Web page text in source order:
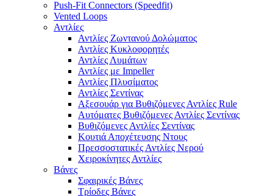
Push-Fit Connectors (Speedfit)
Vented Loops
Αντλίες
Αντλίες Ζωντανού Δολώματος
Αντλίες Κυκλοφορητές
Αντλίες Λυμάτων
Αντλίες με Impeller
Αντλίες Πλυσίματος
Αντλίες Σεντίνας
Αξεσουάρ για Βυθιζόμενες Αντλίες Rule
Αυτόματες Βυθιζόμενες Αντλίες Σεντίνας
Βυθιζόμενες Αντλίες Σεντίνας
Κουτιά Αποχέτευσης Ντους
Πρεσσοστατικές Αντλίες Νερού
Χειροκίνητες Αντλίες
Βάνες
Σφαιρικές Βάνες
Τρίοδες Βάνες